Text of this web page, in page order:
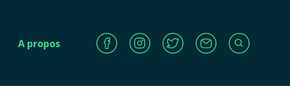
A propos